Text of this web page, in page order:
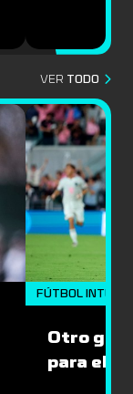
VER TODO
FÚTBOL
Otro gol
para el